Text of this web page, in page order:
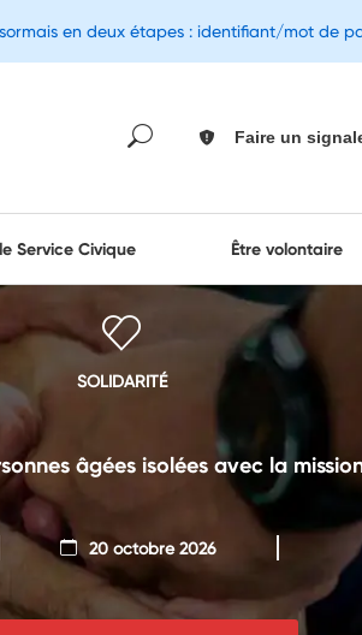
Faire un
Service Civique Être volontaire
SOLIDARITÉ
âgées isolées avec la
20 octobre 2026
en deux étapes : identifiant/mot de